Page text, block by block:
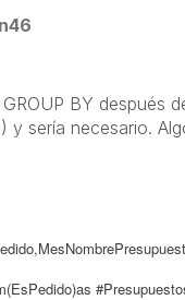
BY después
y sería necesario.